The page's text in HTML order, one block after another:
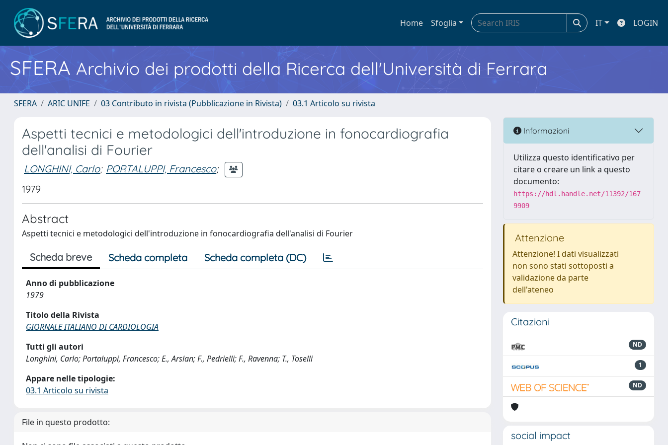
Home Sfoglia IT LOGIN
SFERA Archivio dei prodotti della Ricerca dell'Università di Ferrara
SFERA ARIC UNIFE 03 Contributo in rivista (Pubblicazione in Rivista) 03.1 Articolo su rivista
Aspetti tecnici e metodologici dell'introduzione in fonocardiografia
dell'analisi di Fourier
LONGHINI, Carlo; PORTALUPPI, Francesco;
1979
Abstract
Aspetti tecnici e metodologici dell'introduzione in fonocardiografia dell'analisi di Fourier
Scheda breve Scheda completa Scheda completa (DC)
Anno di pubblicazione
1979
Titolo della Rivista
GIORNALE ITALIANO DI CARDIOLOGIA
Tutti gli autori
Longhini, Carlo; Portaluppi, Francesco; E., Arslan; F., Pedrielli; F., Ravenna; T., Toselli
Appare nelle tipologie:
03.1 Articolo su rivista
File in questo prodotto:
Informazioni
Utilizza questo identificativo per
citare o creare un link a questo
documento:
https://hdl.handle.net/11392/167
9909
Attenzione
Attenzione! I dati visualizzati
non sono stati sottoposti a
validazione da parte
dell'ateneo
Citazioni
ND
1
ND
social impact